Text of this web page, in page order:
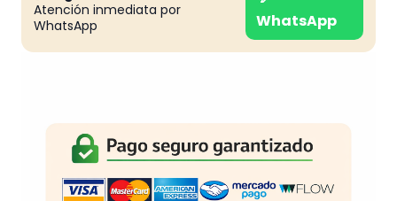
Atención inmediata por
WhatsApp
WhatsApp